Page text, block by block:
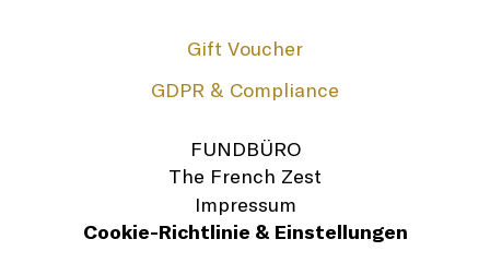
Gift Voucher
GDPR & Compliance
FUNDBÜRO
The French Zest
Impressum
Cookie-Richtlinie & Einstellungen